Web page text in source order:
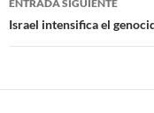
entradas
ENTRADA SIGUIENTE
Israel intensifica el